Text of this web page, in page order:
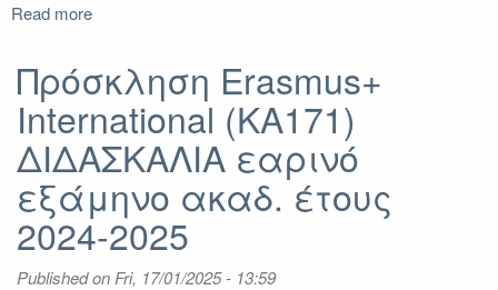
Read more
International
(KA171)
ΕΠΙΜΟΡΦΩΣΗ
εαρινό
εξάμηνο
ακαδ.
έτους
2024-
2025
Πρόσκληση Erasmus+
International (KA171)
ΔΙΔΑΣΚΑΛΙΑ εαρινό
εξάμηνο ακαδ. έτους
2024-2025
Published on Fri, 17/01/2025 - 13:59